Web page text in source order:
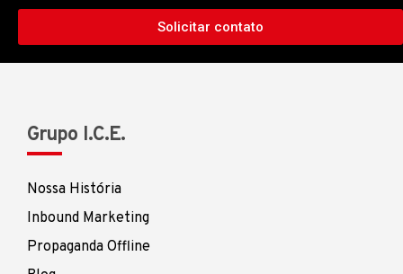
Solicitar contato
Grupo I.C.E.
Nossa História
Inbound Marketing
Propaganda Offline